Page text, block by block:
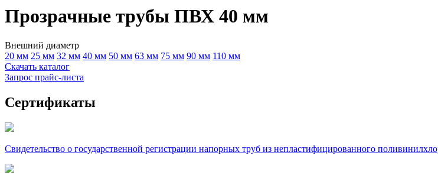
Прозрачные трубы ПВХ 40 мм
Внешний диаметр
20 мм 25 мм 32 мм 40 мм 50 мм 63 мм 75 мм 90 мм 110 мм
Скачать каталог
Запрос прайс-листа
Сертификаты
Свидетельство о государственной регистрации напорных труб из непластифицированного